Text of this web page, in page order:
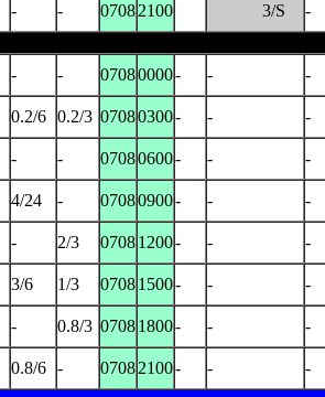
- - 07082100 3/S
-
- - 07080000- - -
0.2/6 0.2/3 07080300- - -
- - 07080600- - -
4/24 - 07080900- - -
- 2/3 07081200- - -
3/6 1/3 07081500- - -
- 0.8/3 07081800- - -
0.8/6 - 07082100- -
-